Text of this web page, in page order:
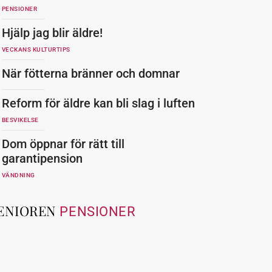
PENSIONER
Hjälp jag blir äldre!
VECKANS KULTURTIPS
När fötterna bränner och domnar
Reform för äldre kan bli slag i luften
BESVIKELSE
Dom öppnar för rätt till
garantipension
VÄNDNING
PENSIONER